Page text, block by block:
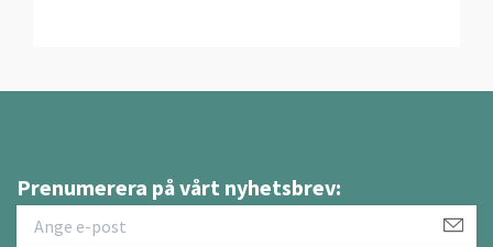
Prenumerera på vårt nyhetsbrev: